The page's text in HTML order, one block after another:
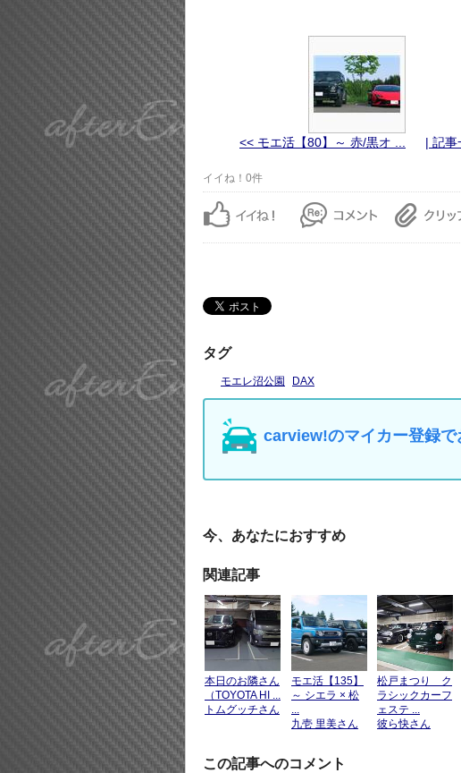
<< モエ活【80】～ 赤/黒オ ... | 記事
イイね！0件
タグ
モエレ沼公園 DAX
carview!のマイカー登録で
今、あなたにおすすめ
関連記事
本日のお隣さん
（TOYOTA HI ...
トムグッチさん
モエ活【135】
～ シエラ × 松
九壱 里美さん
松戸まつり ク
ラシックカーフ
ェステ ...
彼ら快さん
この記事へのコメント